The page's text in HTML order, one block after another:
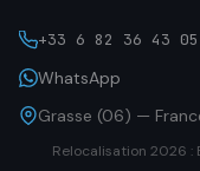
+33 6 82 36 43 05
WhatsApp
Grasse (06) —
Relocalisation 2026